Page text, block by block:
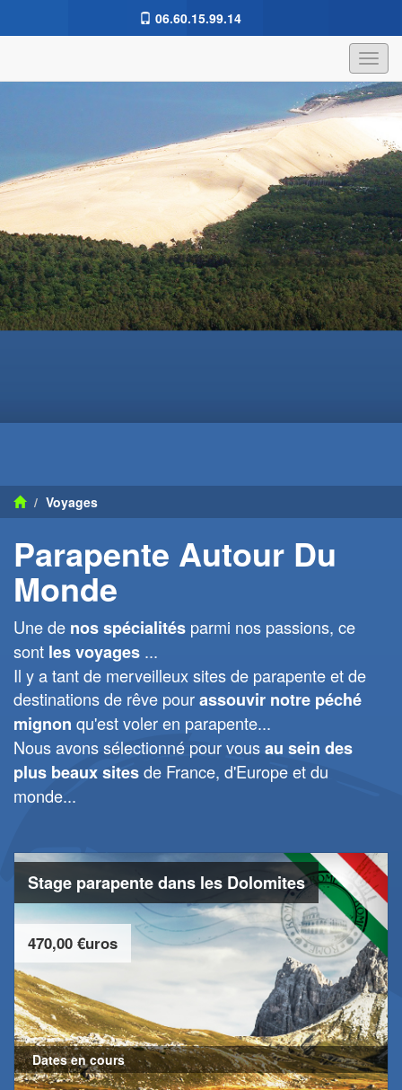
06.60.15.99.14
Voyages
Parapente Autour Du
Monde
Une de nos spécialités parmi nos passions, ce
sont les voyages ...
Il y a tant de merveilleux sites de parapente et de
destinations de rêve pourassouvir notre péché
mignon qu'est voler en parapente...
Nous avons sélectionné pour vousau sein des
plus beaux sitesde France, d'Europe et du
monde...
Stage parapente dans les Dolomites
470,00 €uros
Dates en cours